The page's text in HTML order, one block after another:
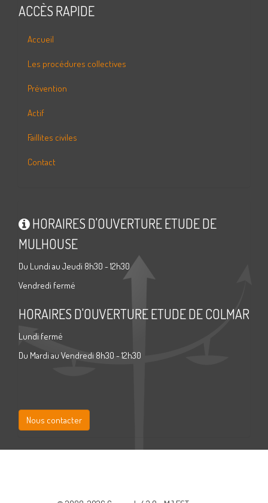
ACCÈS RAPIDE
Accueil
Les procédures collectives
Prévention
Actif
Faillites civiles
Contact
HORAIRES D'OUVERTURE ETUDE DE
MULHOUSE
Du Lundi au Jeudi 8h30 - 12h30
Vendredi fermé
HORAIRES D'OUVERTURE ETUDE DE COLMAR
Lundi fermé
Du Mardi au Vendredi 8h30 - 12h30
Nous contacter